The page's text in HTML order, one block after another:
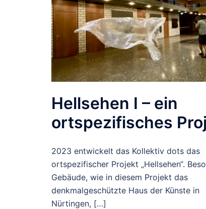
Hellsehen I – ein
ortspezifisches
2023 entwickelt das Kollektiv dots das
ortspezifischer Projekt „Hellsehen“.
Gebäude, wie in diesem Projekt das
denkmalgeschützte Haus der Künste in
Nürtingen, […]